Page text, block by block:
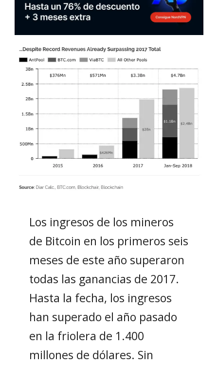
Los ingresos de los mineros
de Bitcoin en los primeros seis
meses de este año superaron
todas las ganancias de 2017.
Hasta la fecha, los ingresos
han superado el año pasado
en la friolera de 1.400
millones de dólares. Sin